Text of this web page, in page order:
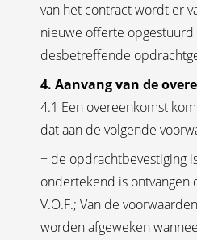
van het contract wordt er
nieuwe offerte opgestuurd
desbetreffende
4. Aanvang van de
4.1 Een overeenkomst
dat aan de volgende
− de opdrachtbevestiging
ondertekend is ontvangen
V.O.F.; Van de
worden afgeweken